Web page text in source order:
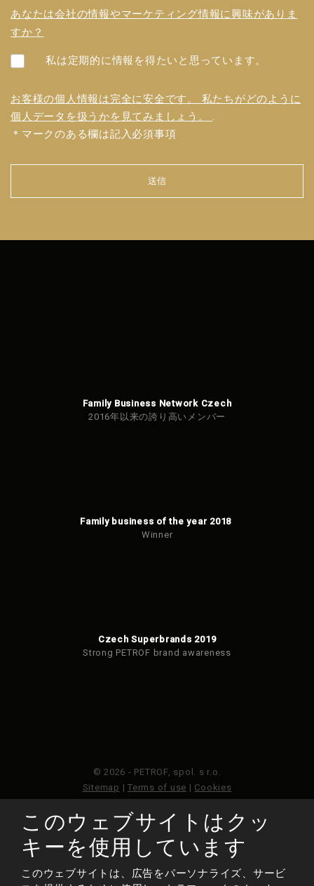
あなたは会社の情報やマーケティング情報に興味がありま
すか？
私は定期的に情報を得たいと思っています。
お客様の個人情報は完全に安全です。 私たちがどのように
個人データを扱うかを見てみましょう。 .
＊マークのある欄は記入必須事項
送信
を送
Family Business Network Czech
2016年以来の誇り高いメンバー
Family business of the year 2018
Winner
Czech Superbrands 2019
Strong PETROF brand awareness
© 2026 - PETROF, spol. s r.o.
Sitemap | Terms of use | Cookies
このウェブサイトはGoogleReCAPTCHAによって保護さ
れており、Googleのプライバシーポリシーと利用規約が
適用されます。
このウェブサイトはクッ
キーを使用しています
このウェブサイトは、広告をパーソナライズ、サービ